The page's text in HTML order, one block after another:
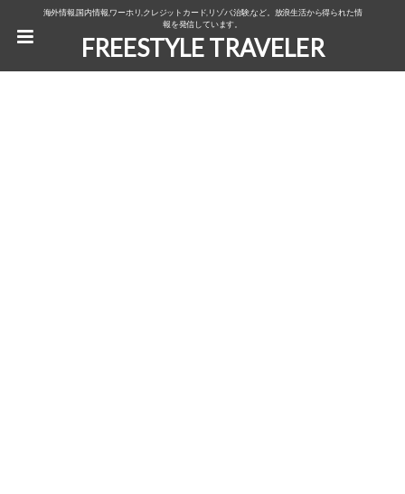
海外情報,国内情報,ワーホリ,クレジットカード,リゾバ,治験,など。放浪生活から得られた情
報を発信しています。
FREESTYLE TRAVELER